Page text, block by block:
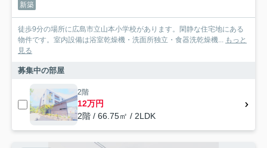
新築
徒歩9分の場所に広島市立山本小学校があります。閑静な住宅地にある
物件です。室内設備は浴室乾燥機・洗面所独立・食器洗乾燥機... もっと
見る
募集中の部屋
2階
12万円
2階 / 66.75㎡ / 2LDK